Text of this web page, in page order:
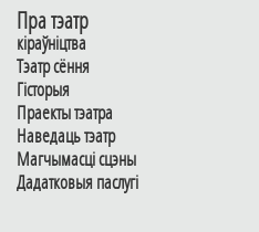
Пра тэатр
кіраўніцтва
Тэатр сёння
Гiсторыя
Праекты тэатра
Наведаць тэатр
Магчымасцi сцэны
Дадаткoвыя паслугi